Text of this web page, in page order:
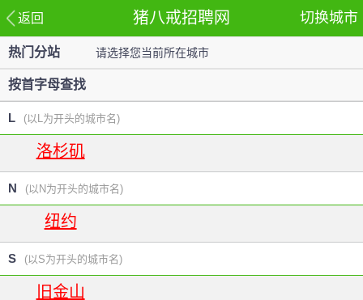
返回 切换城市
猪八戒招聘网
热门分站 请选择您当前所在城市
按首字母查找
L (以L为开头的城市名)
洛杉矶
N (以N为开头的城市名)
纽约
S (以S为开头的城市名)
旧金山